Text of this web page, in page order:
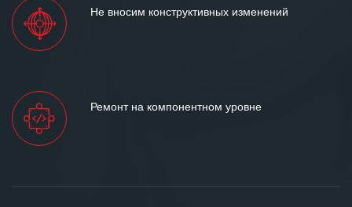
Не вносим конструктивных изменений
Ремонт на компонентном уровне